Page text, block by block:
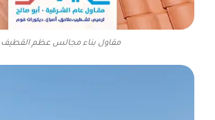
مقاول بناء مجالس عظم القطيف